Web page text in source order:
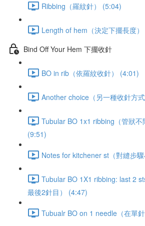
Ribbing（羅紋針） (5:04)
Length of hem（決定下擺長度
Bind Off Your Hem 下擺收針
BO in rib（依羅紋收針） (4:01)
Another choice（另一種收針方
Tubular BO 1x1 ribbing（管狀不
(9:51)
Notes for kitchener st（對縫步
Tubular BO 1X1 ribbing: last 2
最後2針目） (4:47)
Tubualr BO on 1 needle（在單